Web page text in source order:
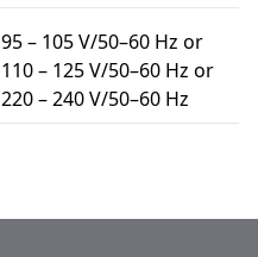
95 – 105 V/50–60 Hz or
110 – 125 V/50–60 Hz or
220 – 240 V/50–60 Hz